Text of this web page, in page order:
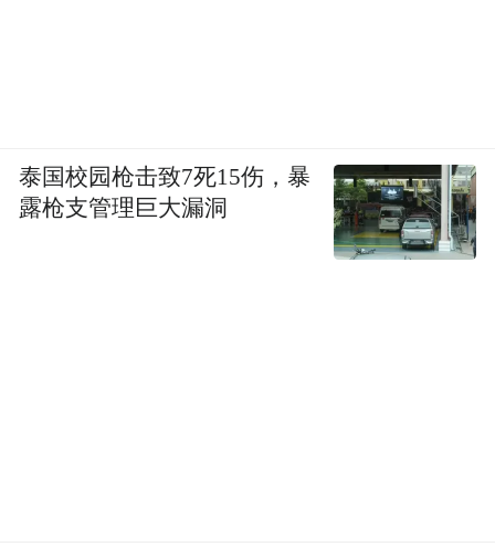
泰国校园枪击致7死15伤，暴
露枪支管理巨大漏洞